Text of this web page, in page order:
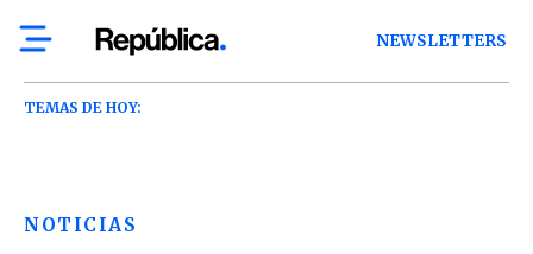
NEWSLETTERS
TEMAS DE HOY:
NOTICIAS